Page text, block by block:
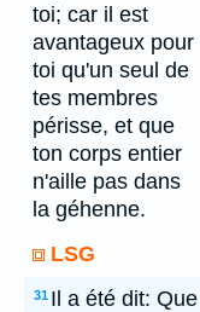
toi; car il est
avantageux pour
toi qu'un seul de
tes membres
périsse, et que
ton corps entier
n'aille pas dans
la géhenne.
LSG
31 Il a été dit: Que